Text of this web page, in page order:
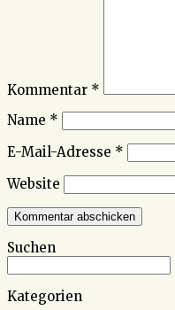
Kommentar *
Name *
E-Mail-Adresse *
Website
Suchen
Kategorien